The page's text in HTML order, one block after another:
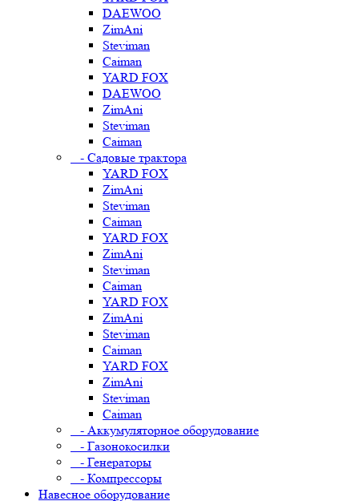
DAEWOO
ZimAni
Steviman
Caiman
YARD FOX
DAEWOO
ZimAni
Steviman
Caiman
- Садовые трактора
YARD FOX
ZimAni
Steviman
Caiman
YARD FOX
ZimAni
Steviman
Caiman
YARD FOX
ZimAni
Steviman
Caiman
YARD FOX
ZimAni
Steviman
Caiman
- Аккумуляторное оборудование
- Газонокосилки
- Генераторы
- Компрессоры
Навесное оборудование